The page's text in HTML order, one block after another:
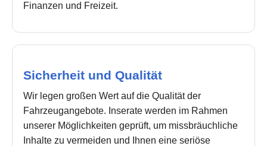
Finanzen und Freizeit.
Sicherheit und Qualität
Wir legen großen Wert auf die Qualität der
Fahrzeugangebote. Inserate werden im Rahmen
unserer Möglichkeiten geprüft, um missbräuchliche
Inhalte zu vermeiden und Ihnen eine seriöse